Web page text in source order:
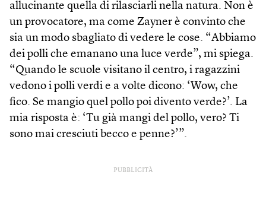
allucinante quella di rilasciarli nella natura. Non è
un provocatore, ma come Zayner è convinto che
sia un modo sbagliato di vedere le cose. “Abbiamo
dei polli che emanano una luce verde”, mi spiega.
“Quando le scuole visitano il centro, i ragazzini
vedono i polli verdi e a volte dicono: ‘Wow, che
fico. Se mangio quel pollo poi divento verde?’. La
mia risposta è: ‘Tu già mangi del pollo, vero? Ti
sono mai cresciuti becco e penne?’”.
PUBBLICITÀ